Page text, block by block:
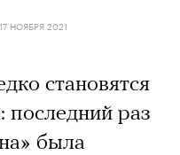
17 НОЯБРЯ 2021
становятся
последний раз
была